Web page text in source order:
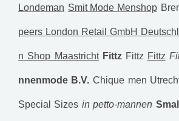
Londeman Smit Mode Menshop
peers London Retail GmbH
n Shop Maastricht Fittz Fittz Fittz
nnenmode B.V. Chique men
Special Sizes in petto-mannen